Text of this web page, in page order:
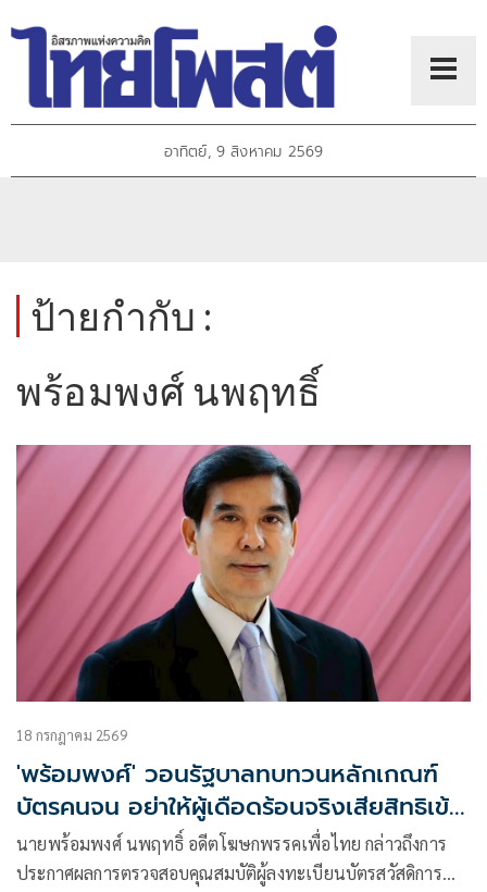
อาทิตย์, 9 สิงหาคม 2569
ป้ายกำกับ :
พร้อมพงศ์ นพฤทธิ์
18 กรกฎาคม 2569
'พร้อมพงศ์' วอนรัฐบาลทบทวนหลักเกณฑ์
บัตรคนจน อย่าให้ผู้เดือดร้อนจริงเสียสิทธิเข้า
ถึงสวัสดิการรัฐ
นายพร้อมพงศ์ นพฤทธิ์ อดีตโฆษกพรรคเพื่อไทย กล่าวถึงการ
ประกาศผลการตรวจสอบคุณสมบัติผู้ลงทะเบียนบัตรสวัสดิการ